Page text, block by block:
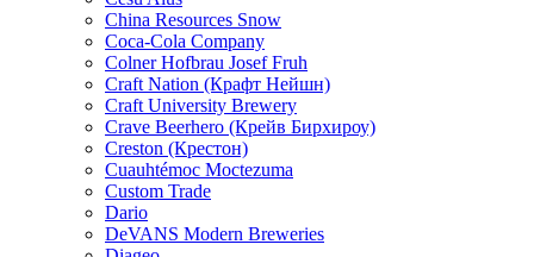
China Resources Snow
Coca-Cola Company
Colner Hofbrau Josef Fruh
Craft Nation (Крафт Нейшн)
Craft University Brewery
Crave Beerhero (Крейв Бирхироу)
Creston (Крестон)
Cuauhtémoc Moctezuma
Custom Trade
Dario
DeVANS Modern Breweries